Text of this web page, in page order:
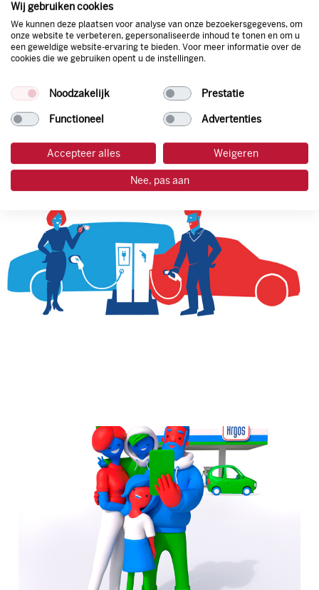
natuurlijk de prijs aan de pomp. Zo ben je altijd verzekerd
van de laagste prijs.
Wij gebruiken cookies
We kunnen deze plaatsen voor analyse van onze bezoekersgegevens, om
onze website te verbeteren, gepersonaliseerde inhoud te tonen en om u
een geweldige website-ervaring te bieden. Voor meer informatie over de
cookies die we gebruiken opent u de instellingen.
Noodzakelijk Prestatie
Functioneel Advertenties
Accepteer alles Weigeren
Nee, pas aan